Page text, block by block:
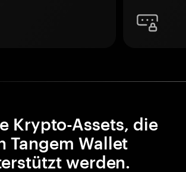
Krypto-Assets, die
Tangem Wallet
werden.